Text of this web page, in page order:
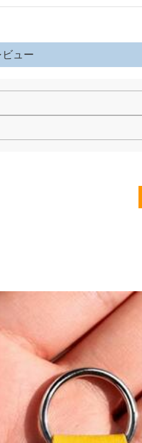
セージを彫刻することで、世界に一つだ
ビュー